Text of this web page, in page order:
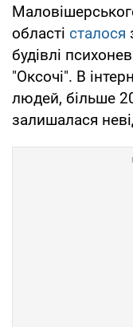
області сталося
будівлі
"Оксочі". В
людей, більше
залишалася